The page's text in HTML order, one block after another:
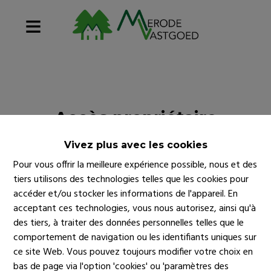
Vivez plus avec les cookies
Pour vous offrir la meilleure expérience possible, nous et des
tiers utilisons des technologies telles que les cookies pour
accéder et/ou stocker les informations de l'appareil. En
acceptant ces technologies, vous nous autorisez, ainsi qu'à
des tiers, à traiter des données personnelles telles que le
comportement de navigation ou les identifiants uniques sur
ce site Web. Vous pouvez toujours modifier votre choix en
bas de page via l'option 'cookies' ou 'paramètres des
Accès propriétaire
Login